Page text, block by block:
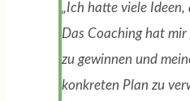
„Ich hatte viele
Das Coaching hat
zu gewinnen und
konkreten Plan zu